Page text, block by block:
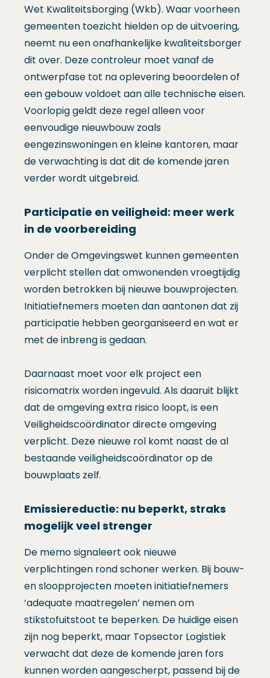
Wet Kwaliteitsborging (Wkb). Waar voorheen
gemeenten toezicht hielden op de uitvoering,
neemt nu een onafhankelijke kwaliteitsborger
dit over. Deze controleur moet vanaf de
ontwerpfase tot na oplevering beoordelen of
een gebouw voldoet aan alle technische eisen.
Voorlopig geldt deze regel alleen voor
eenvoudige nieuwbouw zoals
eengezinswoningen en kleine kantoren, maar
de verwachting is dat dit de komende jaren
verder wordt uitgebreid.
Participatie en veiligheid: meer werk
in de voorbereiding
Onder de Omgevingswet kunnen gemeenten
verplicht stellen dat omwonenden vroegtijdig
worden betrokken bij nieuwe bouwprojecten.
Initiatiefnemers moeten dan aantonen dat zij
participatie hebben georganiseerd en wat er
met de inbreng is gedaan.
Daarnaast moet voor elk project een
risicomatrix worden ingevuld. Als daaruit blijkt
dat de omgeving extra risico loopt, is een
Veiligheidscoördinator directe omgeving
verplicht. Deze nieuwe rol komt naast de al
bestaande veiligheidscoördinator op de
bouwplaats zelf.
Emissiereductie: nu beperkt, straks
mogelijk veel strenger
De memo signaleert ook nieuwe
verplichtingen rond schoner werken. Bij bouw-
en sloopprojecten moeten initiatiefnemers
‘adequate maatregelen’ nemen om
stikstofuitstoot te beperken. De huidige eisen
zijn nog beperkt, maar Topsector Logistiek
verwacht dat deze de komende jaren fors
kunnen worden aangescherpt, passend bij de